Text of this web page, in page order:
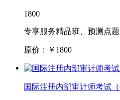
1800
专享服务精品班、预测点
原价：￥ 1800
国际注册内部审计师考试